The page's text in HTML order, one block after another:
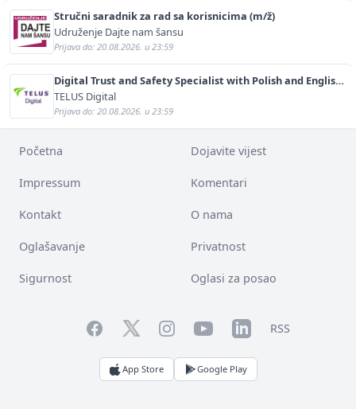
Stručni saradnik za rad sa korisnicima (m/ž)
Udruženje Dajte nam šansu
Prijava do: 20.08.2026. u 23:59
Digital Trust and Safety Specialist with Polish and English
(m/f)
TELUS Digital
Prijava do: 20.08.2026. u 23:59
Početna Dojavite vijest
Impressum Komentari
Kontakt O nama
Oglašavanje Privatnost
Sigurnost Oglasi za posao
FacebookTwitterInstagramYouTubeLinkedInRSS
App Store Google Play